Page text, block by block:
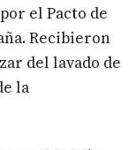
el Pacto de
Recibieron
del lavado de
la